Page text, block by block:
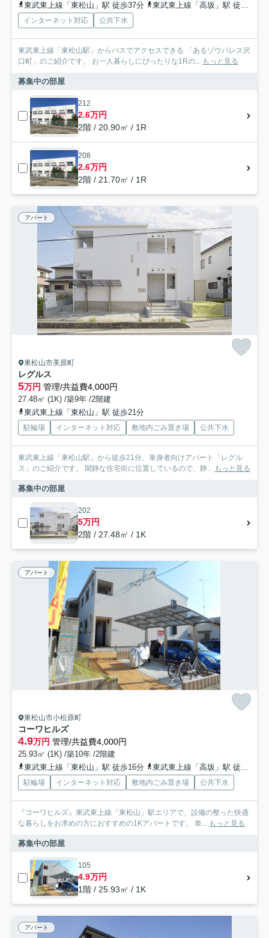
東武東上線「東松山」駅 徒歩37分
東武東上線「高坂」駅 徒歩83分
インターネット対応 公共下水
東武東上線「東松山駅」からバスでアクセスできる 「あるゾウパレス沢
口町」のご紹介です。 お一人暮らしにぴったりな1Rの... もっと見る
募集中の部屋
212
2.6万円
2階 / 20.90㎡ / 1R
208
2.6万円
2階 / 21.70㎡ / 1R
アパート
東松山市美原町
レグルス
5万円 管理/共益費4,000円
27.48㎡ (1K) /築9年 /2階建
東武東上線「東松山」駅 徒歩21分
駐輪場 インターネット対応 敷地内ごみ置き場 公共下水
東武東上線「東松山駅」から徒歩21分、単身者向けアパート「レグル
ス」のご紹介です。 閑静な住宅街に位置しているので、静... もっと見る
募集中の部屋
202
5万円
2階 / 27.48㎡ / 1K
アパート
東松山市小松原町
コーワヒルズ
4.9万円 管理/共益費4,000円
25.93㎡ (1K) /築10年 /2階建
東武東上線「東松山」駅 徒歩16分
東武東上線「高坂」駅 徒歩64分
駐輪場 インターネット対応 敷地内ごみ置き場 公共下水
『コーワヒルズ』東武東上線「東松山」駅エリアで、設備の整った快適
な暮らしをお求めの方におすすめの1Kアパートです。 単... もっと見る
募集中の部屋
105
4.9万円
1階 / 25.93㎡ / 1K
アパート